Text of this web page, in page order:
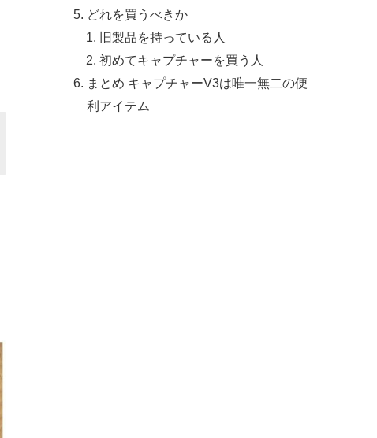
どれを買うべきか
旧製品を持っている人
初めてキャプチャーを買う人
まとめ キャプチャーV3は唯一無二の便
利アイテム